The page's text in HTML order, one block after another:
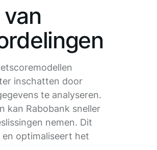
inschatten door
te analyseren.
kan Rabobank sneller
nemen. Dit
optimaliseert het